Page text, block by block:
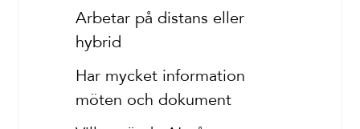
Arbetar på distans eller
hybrid
Har mycket information
möten och dokument